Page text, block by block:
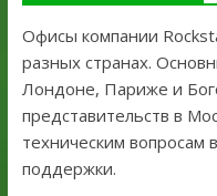
Офисы компании
разных странах.
Лондоне, Париже и
представительств в
техническим вопросам
поддержки.